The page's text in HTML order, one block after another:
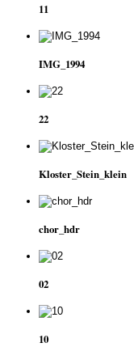
11
IMG_1994
22
Kloster_Stein_klein
chor_hdr
02
10